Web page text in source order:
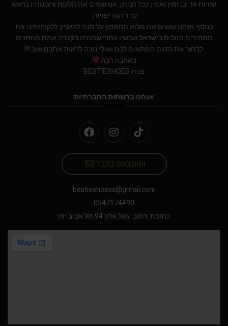
שירות אדיב, זמין ואמין ככל הניתן. אנו שמים את הלקוח ורצונותיו בראש
סדר העדיפויות.
בנוסף אנחנו עושים את מלוא המאמץ על מנת להעניק ללקוחותינו את
המחירים הזולים בישראל.ועכשיו אחרי שהכרנו בקצרה אתם מוזמנים
לבחור את הדגם המתאים לכם ואולי נזכה לראות אתכם שוב !!!
באהבה רבה
צוות BESTIESHOES
אנחנו ברשתות החברתיות
וואטצאפ בלבד
bestieshoess@gmail.com
0547174490
כתובת: רחוב יגאל אלון 94 תל אביב יפו